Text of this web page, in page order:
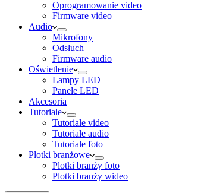
Oprogramowanie video
Firmware video
Audio
Mikrofony
Odsłuch
Firmware audio
Oświetlenie
Lampy LED
Panele LED
Akcesoria
Tutoriale
Tutoriale video
Tutoriale audio
Tutoriale foto
Plotki branżowe
Plotki branży foto
Plotki branży wideo